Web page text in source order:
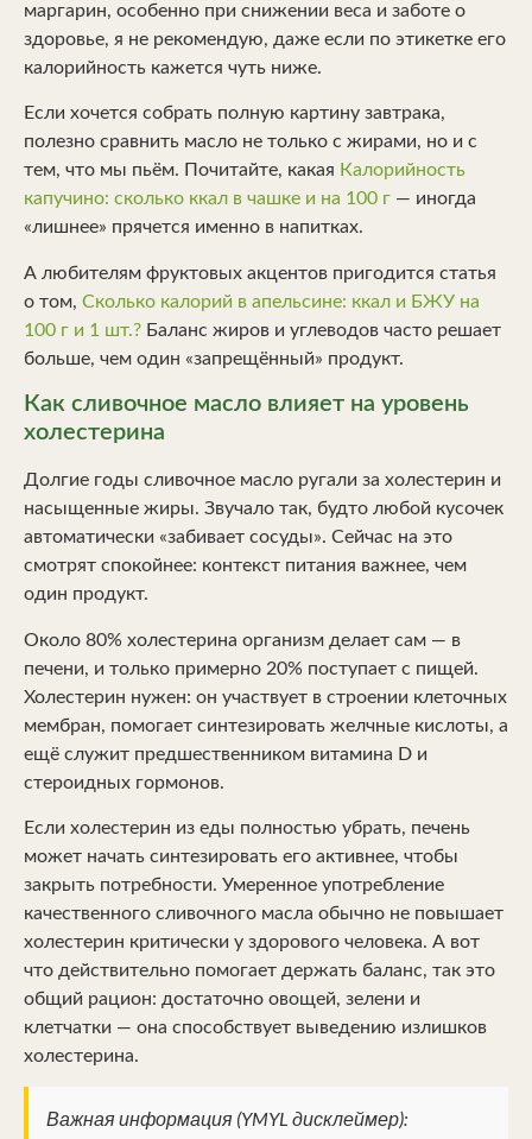
маргарин, особенно при снижении веса и заботе о
здоровье, я не рекомендую, даже если по этикетке его
калорийность кажется чуть ниже.
Если хочется собрать полную картину завтрака,
полезно сравнить масло не только с жирами, но и с
тем, что мы пьём. Почитайте, какая Калорийность
капучино: сколько ккал в чашке и на 100 г — иногда
«лишнее» прячется именно в напитках.
А любителям фруктовых акцентов пригодится статья
о том, Сколько калорий в апельсине: ккал и БЖУ на
100 г и 1 шт.? Баланс жиров и углеводов часто решает
больше, чем один «запрещённый» продукт.
Как сливочное масло влияет на уровень
холестерина
Долгие годы сливочное масло ругали за холестерин и
насыщенные жиры. Звучало так, будто любой кусочек
автоматически «забивает сосуды». Сейчас на это
смотрят спокойнее: контекст питания важнее, чем
один продукт.
Около 80% холестерина организм делает сам — в
печени, и только примерно 20% поступает с пищей.
Холестерин нужен: он участвует в строении клеточных
мембран, помогает синтезировать желчные кислоты, а
ещё служит предшественником витамина D и
стероидных гормонов.
Если холестерин из еды полностью убрать, печень
может начать синтезировать его активнее, чтобы
закрыть потребности. Умеренное употребление
качественного сливочного масла обычно не повышает
холестерин критически у здорового человека. А вот
что действительно помогает держать баланс, так это
общий рацион: достаточно овощей, зелени и
клетчатки — она способствует выведению излишков
холестерина.
Важная информация (YMYL дисклеймер):